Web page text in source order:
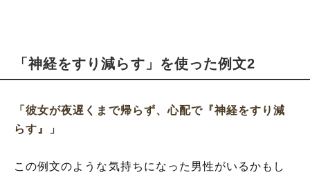
「神経をすり減らす」を使った例文2
「彼女が夜遅くまで帰らず、心配で『神経をすり減
らす』」
この例文のような気持ちになった男性がいるかもし